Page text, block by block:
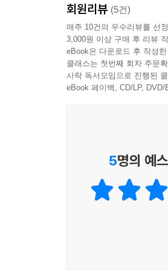
웨어러블의 돌파구는 어디
당신은 돌아갈 것인가?
· 헬스케어 웨어러블 딜
· 웨어러블이 정말 정확
가장 정확한 웨어러블
웨어러블은 과연 정확해
난제를 푸는 두 가지 방법
애플워치의 높은 지속 사
애플워치는 스마트 워치
2부 ‘디지털 헬스케어는
특히 ‘디지털 헬스케어
웨어러블 디바이스, 개
데이터 플랫폼을 설명
3단계 ‘데이터의 분석’
‘웨어러블 디바이스’
글로벌에서 큰 잠재력
치료제의 개념부터
회원리뷰 (5건)
매주 10건의 우수리뷰를 선
3,000원 이상 구매 후 리뷰
eBook은 다운로드 후 작성
클래스는 첫번째 회차 주문
사락 독서모임으로 진행된
eBook 페이백, CD/LP,
5명의 예